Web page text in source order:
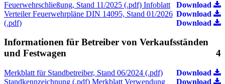
Download
Feuerwehrschließung, Stand 11/2025 (.pdf)
Download
Infoblatt
Verteiler Feuerwehrpläne DIN 14095, Stand 01/2026
(.pdf)
Download
Informationen für Betreiber von Verkaufsständen
und Festwagen
4
Merkblatt für Standbetreiber, Stand 06/2024 (.pdf)
Download
Standkennzeichnung (.pdf)
Download
Merkblatt Verwendung